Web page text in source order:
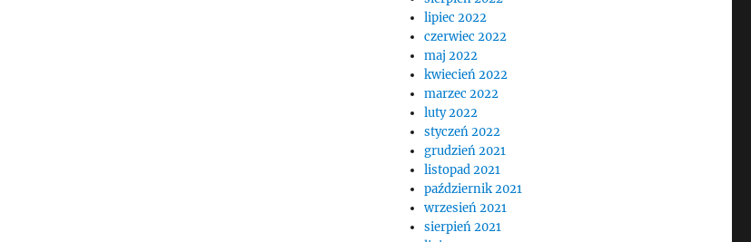
lipiec 2022
czerwiec 2022
maj 2022
kwiecień 2022
marzec 2022
luty 2022
styczeń 2022
grudzień 2021
listopad 2021
październik 2021
wrzesień 2021
sierpień 2021